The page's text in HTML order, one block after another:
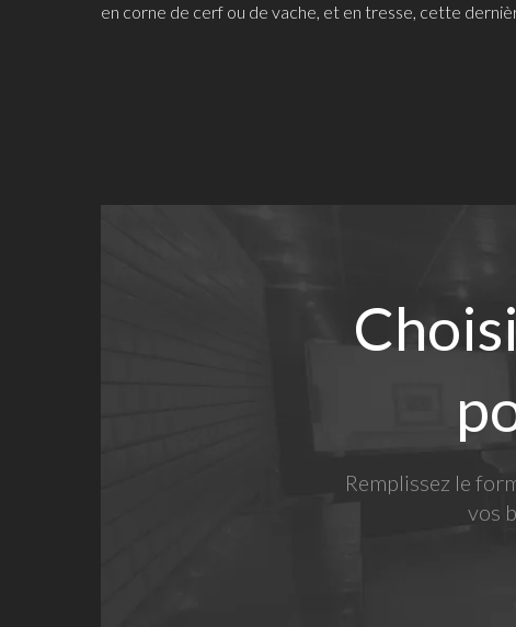
en corne de cerf ou de vache, et en tresse, cette
Remplissez le
vos